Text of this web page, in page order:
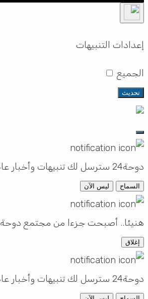
إعدادات التنبيهات
الجميع
تحديث
دوحة24 سترسل لك تنبيهات وأخبار عاجلة لحظة وقوعها
السماح ليس الآن
هنيئا.. أصبحت جزءا من مجتمع دوحة24
إغلاق
دوحة24 سترسل لك تنبيهات وأخبار عاجلة لحظة وقوعها